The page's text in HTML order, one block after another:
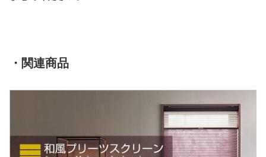
・関連商品